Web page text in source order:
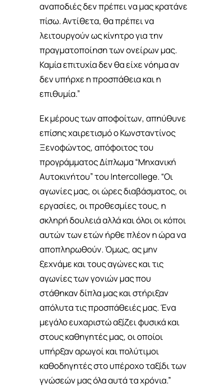
αναποδιές δεν πρέπει να μας κρατάνε
πίσω. Αντίθετα, θα πρέπει να
λειτουργούν ως κίνητρο για την
πραγματοποίηση των ονείρων μας.
Καμία επιτυχία δεν θα είχε νόημα αν
δεν υπήρχε η προσπάθεια και η
επιθυμία.”
Εκ μέρους των αποφοίτων, απηύθυνε
επίσης χαιρετισμό ο Κωνσταντίνος
Ξενοφώντος, απόφοιτος του
προγράμματος Δίπλωμα “Μηχανική
Αυτοκινήτου” του Intercollege. “Οι
αγωνίες μας, οι ώρες διαβάσματος, οι
εργασίες, οι προθεσμίες τους, η
σκληρή δουλειά αλλά και όλοι οι κόποι
αυτών των ετών ήρθε πλέον η ώρα να
αποπληρωθούν. Όμως, ας μην
ξεχνάμε και τους αγώνες και τις
αγωνίες των γονιών μας που
στάθηκαν δίπλα μας και στήριξαν
απόλυτα τις προσπάθειές μας. Ένα
μεγάλο ευχαριστώ αξίζει φυσικά και
στους καθηγητές μας, οι οποίοι
υπήρξαν αρωγοί και πολύτιμοι
καθοδηγητές στο υπέροχο ταξίδι των
γνώσεών μας όλα αυτά τα χρόνια.”